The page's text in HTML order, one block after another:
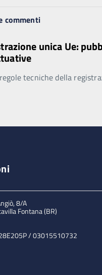
commenti
unica Ue:
tecniche della
8/A
Fontana (BR)
/ 03015510732